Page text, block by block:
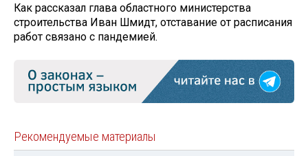
Как рассказал глава областного министерства
строительства Иван Шмидт, отставание от расписания
работ связано с пандемией.
Рекомендуемые материалы